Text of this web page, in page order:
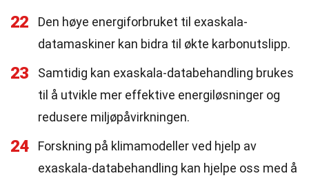
22
Den høye energiforbruket til exaskala-
datamaskiner kan bidra til økte karbonutslipp.
23
Samtidig kan exaskala-databehandling brukes
til å utvikle mer effektive energiløsninger og
redusere miljøpåvirkningen.
24
Forskning på klimamodeller ved hjelp av
exaskala-databehandling kan hjelpe oss med å